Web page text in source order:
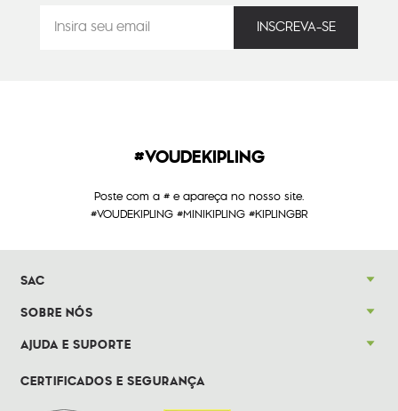
#VOUDEKIPLING
Poste com a # e apareça no nosso site.
#VOUDEKIPLING #MINIKIPLING #KIPLINGBR
SAC
SOBRE NÓS
AJUDA E SUPORTE
CERTIFICADOS E SEGURANÇA